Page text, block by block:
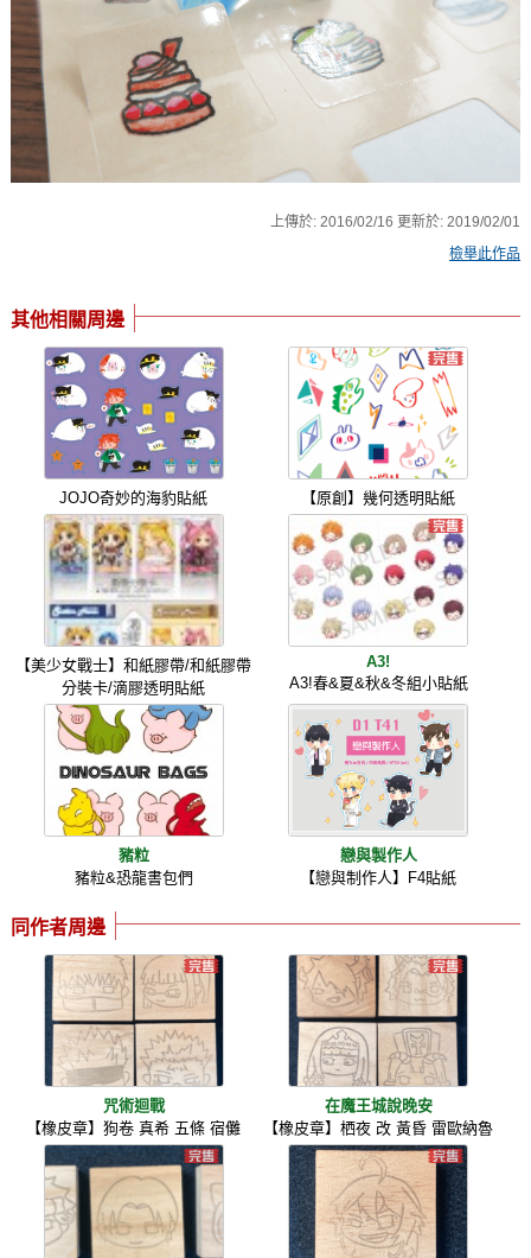
上傳於:2016/02/16 更新於:2019/02/01
檢舉此作品
其他相關周邊
JOJO奇妙的海豹貼紙 【原創】幾何透明貼紙
【美少女戰士】和紙膠帶/和紙膠帶
分裝卡/滴膠透明貼紙
A3!
A3!春&夏&秋&冬組小貼紙
豬粒
豬粒&恐龍書包們
戀與製作人
【戀與制作人】F4貼紙
同作者周邊
咒術迴戰
【橡皮章】狗卷 真希 五條 宿儺
在魔王城說晚安
【橡皮章】栖夜 改 黃昏 雷歐納魯